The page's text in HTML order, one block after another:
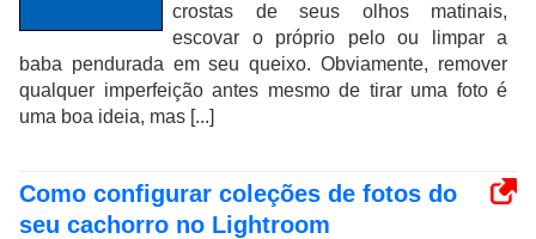
crostas de seus olhos matinais,
escovar o próprio pelo ou limpar a
baba pendurada em seu queixo. Obviamente, remover
qualquer imperfeição antes mesmo de tirar uma foto é
uma boa ideia, mas [...]
Como configurar coleções de fotos do
seu cachorro no Lightroom